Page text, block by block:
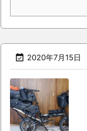
 2020年7月15日